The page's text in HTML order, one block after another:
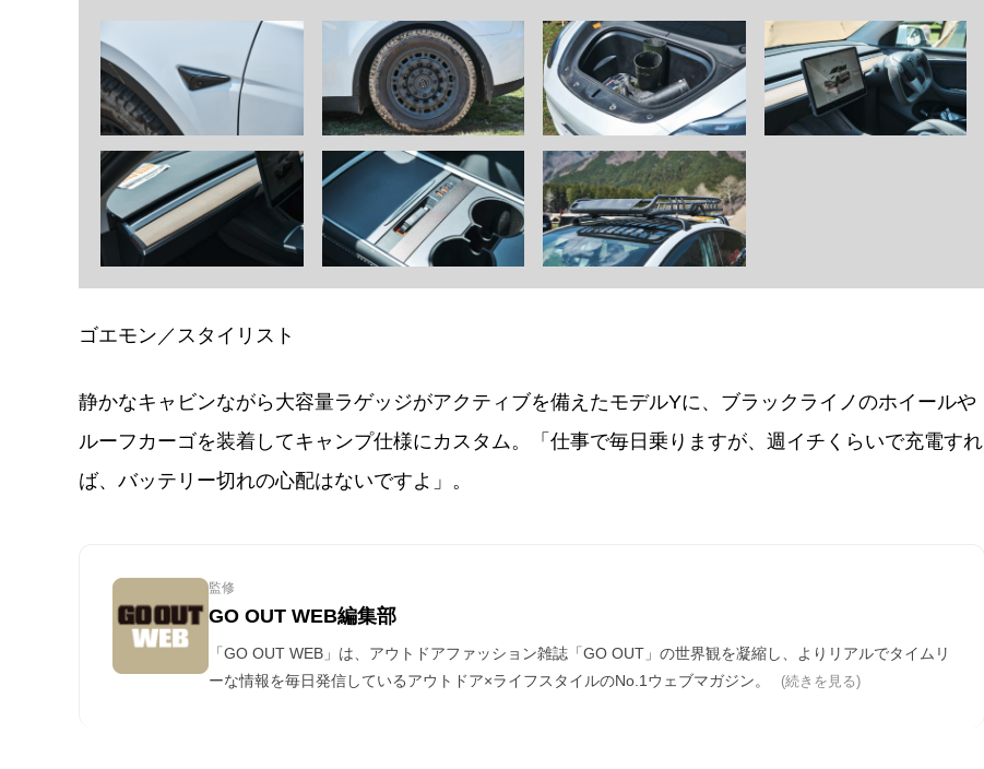
ゴエモン／スタイリスト
静かなキャビンながら大容量ラゲッジがアクティブを備えたモデルYに、ブラックライノのホイールや
ルーフカーゴを装着してキャンプ仕様にカスタム。「仕事で毎日乗りますが、週イチくらいで充電すれ
ば、バッテリー切れの心配はないですよ」。
監修
GO OUT WEB編集部
「GO OUT WEB」は、アウトドアファッション雑誌「GO OUT」の世界観を凝縮し、よりリアルでタイムリ
ーな情報を毎日発信しているアウトドア×ライフスタイルのNo.1ウェブマガジン。
(続きを見る)